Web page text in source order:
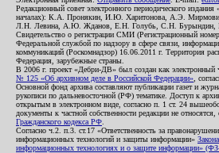
Редакционный совет электронного периодического
началах): К.А. Пронякин, И.Ю. Харитонова, А.Э.
Л.Н. Левина, А.Ю. Жданов, Е.Н. Голубь, С.Н. Бурындин,
Свидетельство о регистрации СМИ (Регистрационный
Федеральной службой по надзору в сфере связи,
коммуникаций (Роскомнадзор) 16.06.2011 г. Территория
Федерация, зарубежные страны.
В 2006 г. проект «Дебри-ДВ» был создан как электронный
№ 125 «Об архивном деле в Российской Федерации» ,
Основной фонд архива составляют публикации газет и
рукописи по дальневосточной (РФ) тематике. Доступ к
открытым в электронном виде, согласно п. 1 ст. 24
документы к частной собственности редакции не
Гражданского кодекса РФ
Согласно ч.2. п.3. ст.17 «Ответственность за
информационных технологий и защиты информации»
информационных технологиях и о защите информации»